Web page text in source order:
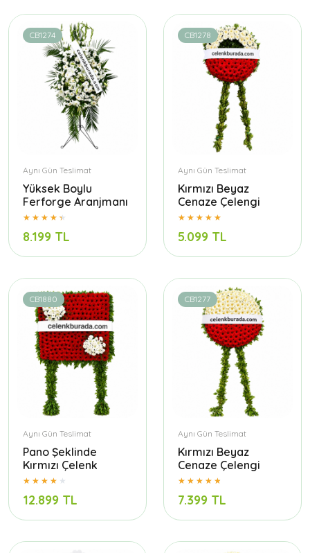
CB1274
Aynı Gün Teslimat
Yüksek Boylu
Ferforge Aranjmanı
8.199 TL
CB1278
Aynı Gün Teslimat
Kırmızı Beyaz
Cenaze Çelengi
5.099 TL
CB1880
Aynı Gün Teslimat
Pano Şeklinde
Kırmızı Çelenk
12.899 TL
CB1277
Aynı Gün Teslimat
Kırmızı Beyaz
Cenaze Çelengi
7.399 TL